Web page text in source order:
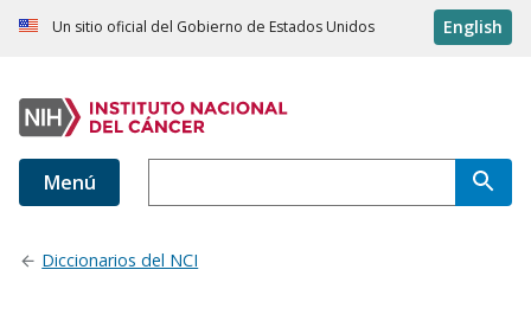
Un sitio oficial del Gobierno de Estados Unidos English
Menú
Diccionarios del NCI